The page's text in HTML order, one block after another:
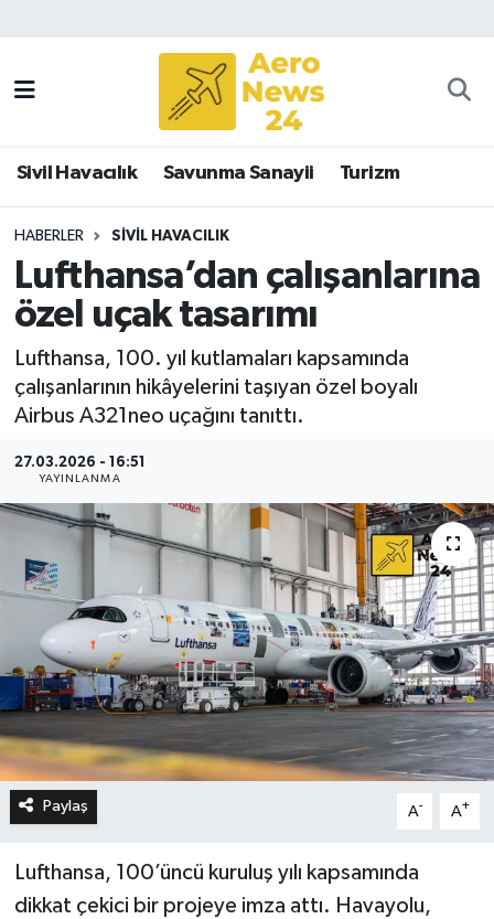
Sivil Havacılık Savunma Sanayii Turizm
HABERLER SIVIL HAVACILIK
Lufthansa’dan çalışanlarına
özel uçak tasarımı
Lufthansa, 100. yıl kutlamaları kapsamında
çalışanlarının hikâyelerini taşıyan özel boyalı
Airbus A321neo uçağını tanıttı.
27.03.2026 - 16:51
YAYINLANMA
Paylaş A- A+
Lufthansa, 100’üncü kuruluş yılı kapsamında
dikkat çekici bir projeye imza attı. Havayolu,